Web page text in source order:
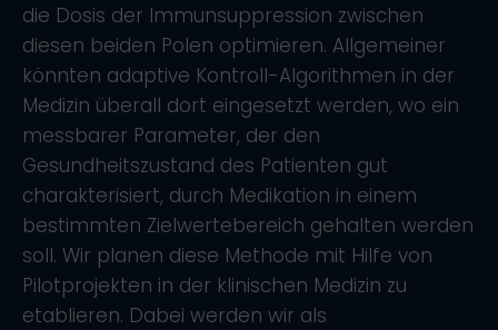
die Dosis der Immunsuppression zwischen
diesen beiden Polen optimieren. Allgemeiner
könnten adaptive Kontroll-Algorithmen in der
Medizin überall dort eingesetzt werden, wo ein
messbarer Parameter, der den
Gesundheitszustand des Patienten gut
charakterisiert, durch Medikation in einem
bestimmten Zielwertebereich gehalten werden
soll. Wir planen diese Methode mit Hilfe von
Pilotprojekten in der klinischen Medizin zu
etablieren. Dabei werden wir als